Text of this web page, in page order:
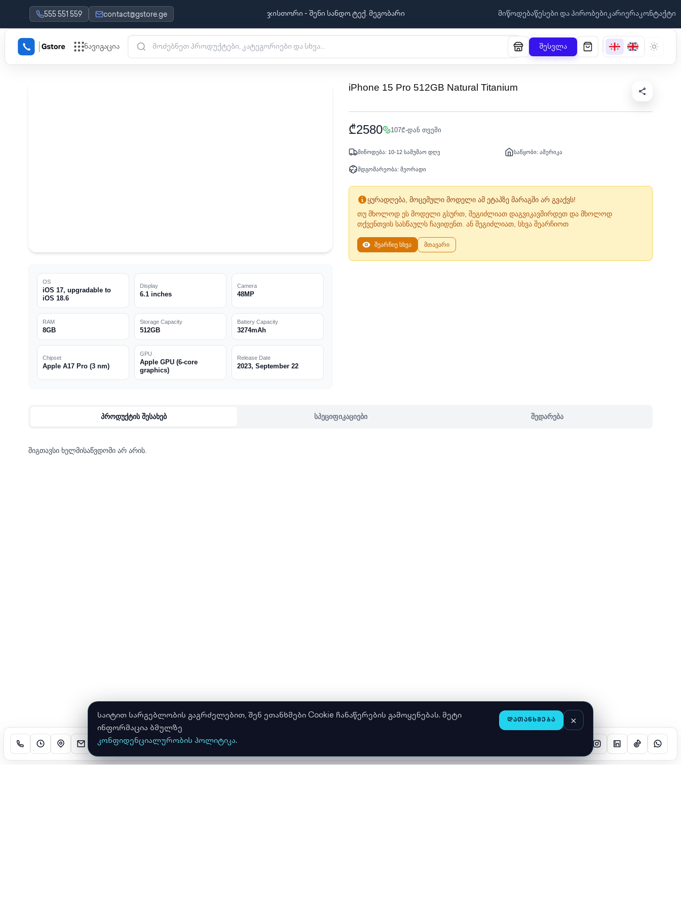
555 551 559 contact@gstore.ge ჯისთორი - შენი სანდო ტექ. მეგობარი მიწოდებაწესები და პირობები კარიერა კონტაქტი
ნავიგაცია შესვლა
საიტით სარგებლობის გაგრძელებით, შენ ეთანხმები Cookie ჩანაწერების გამოყენებას. მეტი
ინფორმაცია ბმულზე
კონფიდენციალურობის პოლიტიკა.
ᲓᲐᲗᲐᲜᲮᲛᲔᲑᲐ ×